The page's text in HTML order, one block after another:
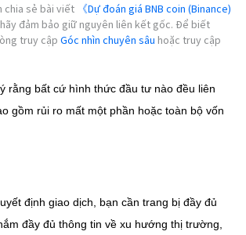
chia sẻ bài viết 《Dự đoán giá BNB coin (Binance)
đảm bảo giữ nguyên liên kết gốc. Để biết
truy cập Góc nhìn chuyên sâu hoặc truy cập
rằng bất cứ hình thức đầu tư nào đều liên
gồm rủi ro mất một phần hoặc toàn bộ vốn
định giao dịch, bạn cần trang bị đầy đủ
đầy đủ thông tin về xu hướng thị trường,